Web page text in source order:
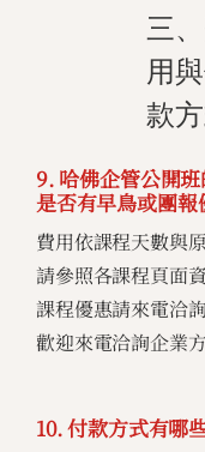
三
用
款
9. 哈佛企管公開
是否有早鳥或團報
費用依課程天數與
請參照各課程頁面
課程優惠請來電洽
歡迎來電洽詢企業
10. 付款方式有哪